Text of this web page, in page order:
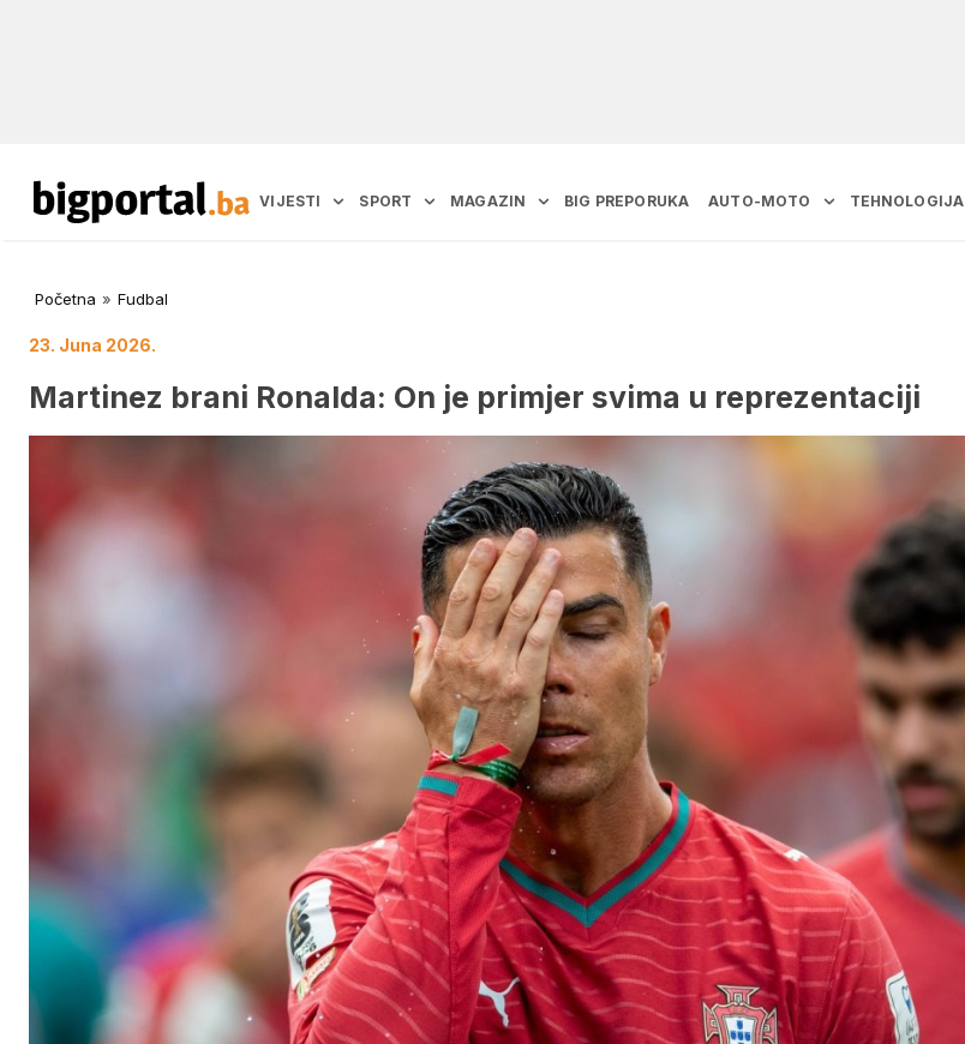
VIJESTI SPORT MAGAZIN BIG PREPORUKA AUTO-MOTO TEHNOLOGIJA
Početna » Fudbal
23. Juna 2026.
Martinez brani Ronalda: On je primjer svima u reprezentaciji